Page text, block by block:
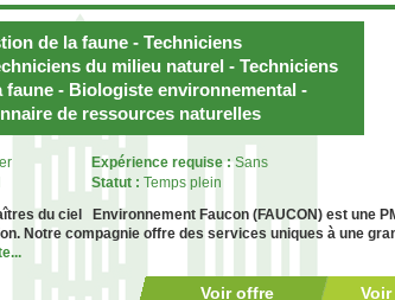
de la faune - Techniciens
du milieu naturel - Techniciens
faune - Biologiste environnemental -
de ressources naturelles
Expérience requise :Sans
Statut : Temps plein
du ciel Environnement Faucon (FAUCON) est une
Notre compagnie offre des services uniques à une
Voir offre